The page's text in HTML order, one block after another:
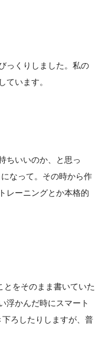
っくりしました。私の
ています。
ちいいのか、と思っ
なって。その時から作
レーニングとか本格的
をそのまま書いていた
浮かんだ時にスマート
ろしたりしますが、普